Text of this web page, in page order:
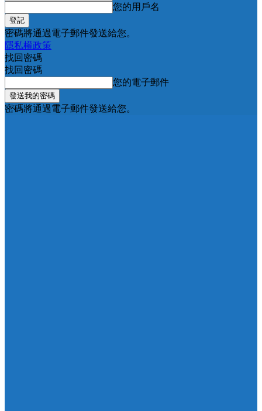
您的用戶名
密碼將通過電子郵件發送給您。
隱私權政策
找回密碼
找回密碼
您的電子郵件
密碼將通過電子郵件發送給您。